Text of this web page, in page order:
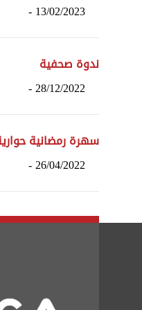
13/02/2023 -
ندوة صحفية
28/12/2022 -
سهرة رمضانية
26/04/2022 -